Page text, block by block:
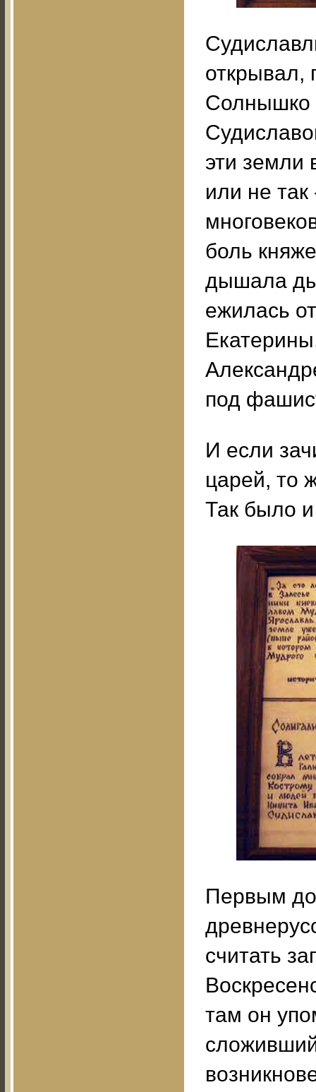
открывал,
Солнышко
эти земли
или не так
боль
дышала
ежилась
под
И если
царей, то
Так было
Первым
считать
там он